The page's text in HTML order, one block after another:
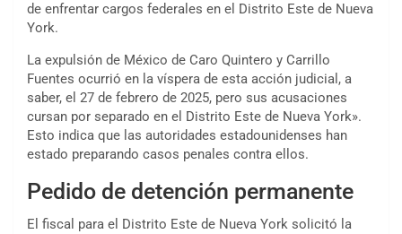
de enfrentar cargos federales en el Distrito Este de Nueva
York.
La expulsión de México de Caro Quintero y Carrillo
Fuentes ocurrió en la víspera de esta acción judicial, a
saber, el 27 de febrero de 2025, pero sus acusaciones
cursan por separado en el Distrito Este de Nueva York».
Esto indica que las autoridades estadounidenses han
estado preparando casos penales contra ellos.
Pedido de detención permanente
El fiscal para el Distrito Este de Nueva York solicitó la